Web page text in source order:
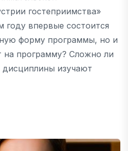
гостеприимства»
году впервые состоится
форму программы, но и
на программу? Сложно ли
дисциплины изучают